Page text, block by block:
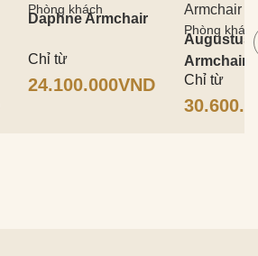
Phòng khách
Daphne Armchair
Chỉ từ
24.100.000VND
Phòng khách
Augustus
Armchair
Chỉ từ